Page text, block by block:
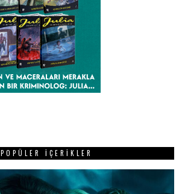
POPÜLER İÇERIKLER